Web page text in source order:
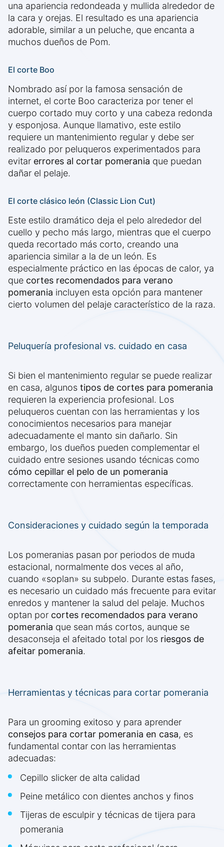
una apariencia redondeada y mullida alrededor de
la cara y orejas. El resultado es una apariencia
adorable, similar a un peluche, que encanta a
muchos dueños de Pom.
El corte Boo
Nombrado así por la famosa sensación de
internet, el corte Boo caracteriza por tener el
cuerpo cortado muy corto y una cabeza redonda
y esponjosa. Aunque llamativo, este estilo
requiere un mantenimiento regular y debe ser
realizado por peluqueros experimentados para
evitar errores al cortar pomerania que puedan
dañar el pelaje.
El corte clásico león (Classic Lion Cut)
Este estilo dramático deja el pelo alrededor del
cuello y pecho más largo, mientras que el cuerpo
queda recortado más corto, creando una
apariencia similar a la de un león. Es
especialmente práctico en las épocas de calor, ya
que cortes recomendados para verano
pomerania incluyen esta opción para mantener
cierto volumen del pelaje característico de la raza.
Peluquería profesional vs. cuidado en casa
Si bien el mantenimiento regular se puede realizar
en casa, algunos tipos de cortes para pomerania
requieren la experiencia profesional. Los
peluqueros cuentan con las herramientas y los
conocimientos necesarios para manejar
adecuadamente el manto sin dañarlo. Sin
embargo, los dueños pueden complementar el
cuidado entre sesiones usando técnicas como
cómo cepillar el pelo de un pomerania
correctamente con herramientas específicas.
Consideraciones y cuidado según la temporada
Los pomeranias pasan por periodos de muda
estacional, normalmente dos veces al año,
cuando «soplan» su subpelo. Durante estas fases,
es necesario un cuidado más frecuente para evitar
enredos y mantener la salud del pelaje. Muchos
optan por cortes recomendados para verano
pomerania que sean más cortos, aunque se
desaconseja el afeitado total por los riesgos de
afeitar pomerania.
Herramientas y técnicas para cortar pomerania
Para un grooming exitoso y para aprender
consejos para cortar pomerania en casa, es
fundamental contar con las herramientas
adecuadas:
Cepillo slicker de alta calidad
Peine metálico con dientes anchos y finos
Tijeras de esculpir y técnicas de tijera para
pomerania